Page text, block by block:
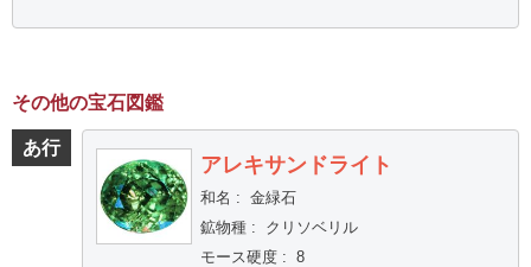
その他の宝石図鑑
あ行
アレキサンドライト
和名 : 金緑石
鉱物種:
クリソベリル
モース硬度: 8